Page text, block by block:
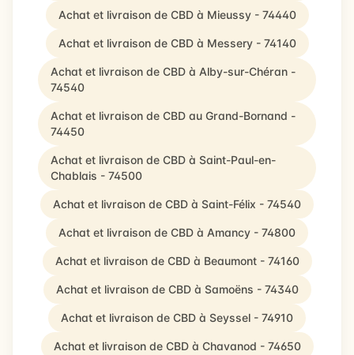
Achat et livraison de CBD à Mieussy - 74440
Achat et livraison de CBD à Messery - 74140
Achat et livraison de CBD à Alby-sur-Chéran -
74540
Achat et livraison de CBD au Grand-Bornand -
74450
Achat et livraison de CBD à Saint-Paul-en-
Chablais - 74500
Achat et livraison de CBD à Saint-Félix - 74540
Achat et livraison de CBD à Amancy - 74800
Achat et livraison de CBD à Beaumont - 74160
Achat et livraison de CBD à Samoëns - 74340
Achat et livraison de CBD à Seyssel - 74910
Achat et livraison de CBD à Chavanod - 74650